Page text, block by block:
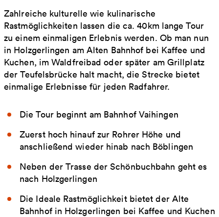
Zahlreiche kulturelle wie kulinarische
Rastmöglichkeiten lassen die ca. 40km lange Tour
zu einem einmaligen Erlebnis werden. Ob man nun
in Holzgerlingen am Alten Bahnhof bei Kaffee und
Kuchen, im Waldfreibad oder später am Grillplatz
der Teufelsbrücke halt macht, die Strecke bietet
einmalige Erlebnisse für jeden Radfahrer.
Die Tour beginnt am Bahnhof Vaihingen
Zuerst hoch hinauf zur Rohrer Höhe und
anschließend wieder hinab nach Böblingen
Neben der Trasse der Schönbuchbahn geht es
nach Holzgerlingen
Die Ideale Rastmöglichkeit bietet der Alte
Bahnhof in Holzgerlingen bei Kaffee und Kuchen